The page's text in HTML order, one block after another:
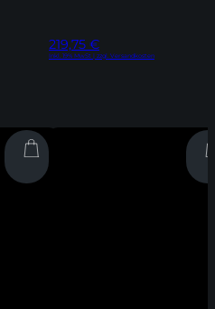
219,75 €
Inkl. 19% MwSt | zzgl. Versandkosten